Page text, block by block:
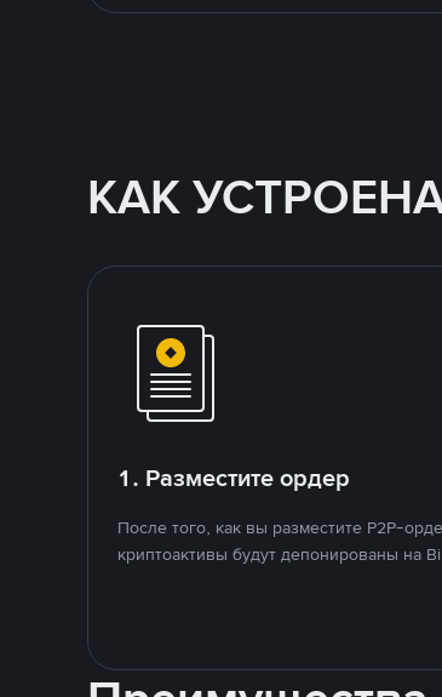
КАК
1. Разместите ордер
После того, как вы разместите P2P-
криптоактивы будут депонированы на